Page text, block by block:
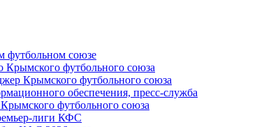
футбольном союзе
Крымского футбольного союза
Крымского футбольного союза
обеспечения, пресс-служба
футбольного союза
лиги КФС